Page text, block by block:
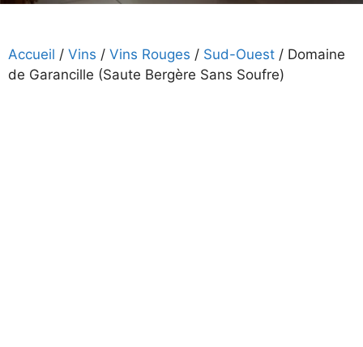
Accueil / Vins / Vins Rouges / Sud-Ouest / Domaine
de Garancille (Saute Bergère Sans Soufre)